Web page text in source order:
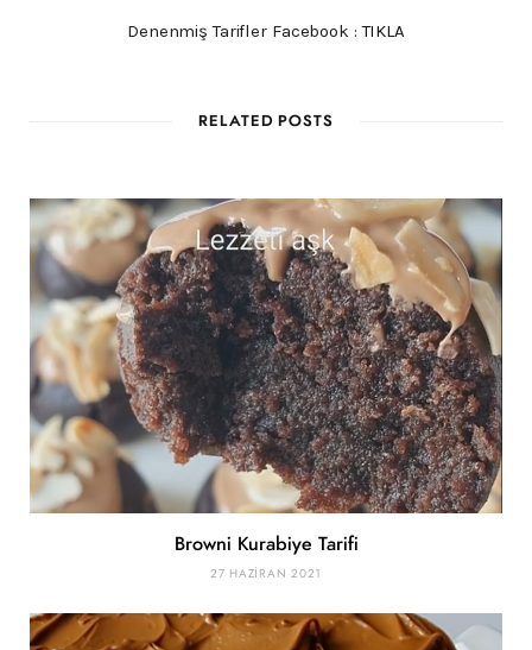
Denenmiş Tarifler Facebook :TIKLA
RELATED POSTS
Browni Kurabiye Tarifi
27 HAZIRAN 2021